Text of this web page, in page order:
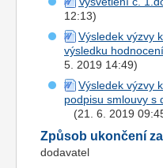
12:13)
Výsledek výzvy
výsledku
5. 2019 14:49)
Výsledek výzvy
podpisu smlouvy s
(21. 6. 2019
Způsob ukončení
dodavatel